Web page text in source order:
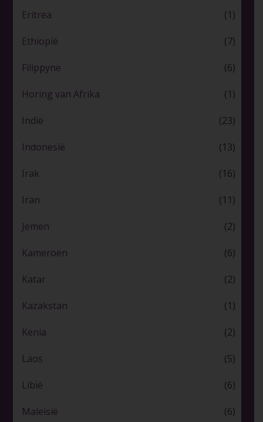
Eritrea (1)
Ethiopië (7)
Filippyne (6)
Horing van Afrika (1)
Indië (23)
Indonesië (13)
Irak (16)
Iran (11)
Jemen (2)
Kameroen (6)
Katar (2)
Kazakstan (1)
Kenia (2)
Laos (5)
Libië (6)
Maleisië (6)